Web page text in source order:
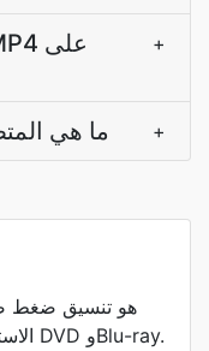
+
ما هي +
الاستخدام في المسارات الصوتية لأقراص DVD وBlu-ray.